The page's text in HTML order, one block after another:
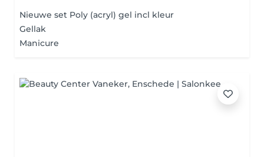
Nieuwe set Poly (acryl) gel incl kleur
Gellak
Manicure